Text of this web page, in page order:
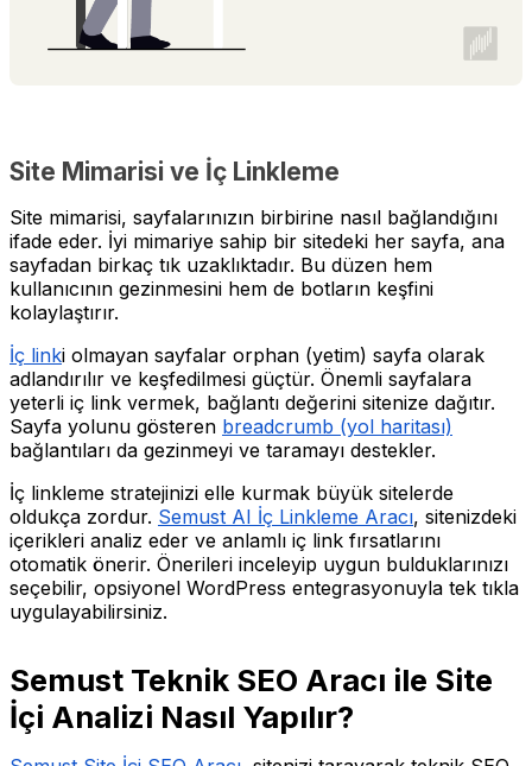
Site Mimarisi ve İç Linkleme
Site mimarisi, sayfalarınızın birbirine nasıl bağlandığını
ifade eder. İyi mimariye sahip bir sitedeki her sayfa, ana
sayfadan birkaç tık uzaklıktadır. Bu düzen hem
kullanıcının gezinmesini hem de botların keşfini
kolaylaştırır.
İç linki olmayan sayfalar orphan (yetim) sayfa olarak
adlandırılır ve keşfedilmesi güçtür. Önemli sayfalara
yeterli iç link vermek, bağlantı değerini sitenize dağıtır.
Sayfa yolunu gösteren breadcrumb (yol haritası)
bağlantıları da gezinmeyi ve taramayı destekler.
İç linkleme stratejinizi elle kurmak büyük sitelerde
oldukça zordur. Semust AI İç Linkleme Aracı, sitenizdeki
içerikleri analiz eder ve anlamlı iç link fırsatlarını
otomatik önerir. Önerileri inceleyip uygun bulduklarınızı
seçebilir, opsiyonel WordPress entegrasyonuyla tek tıkla
uygulayabilirsiniz.
Semust Teknik SEO Aracı ile Site
İçi Analizi Nasıl Yapılır?